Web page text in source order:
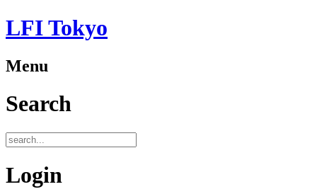
LFI Tokyo
Menu
Search
Login